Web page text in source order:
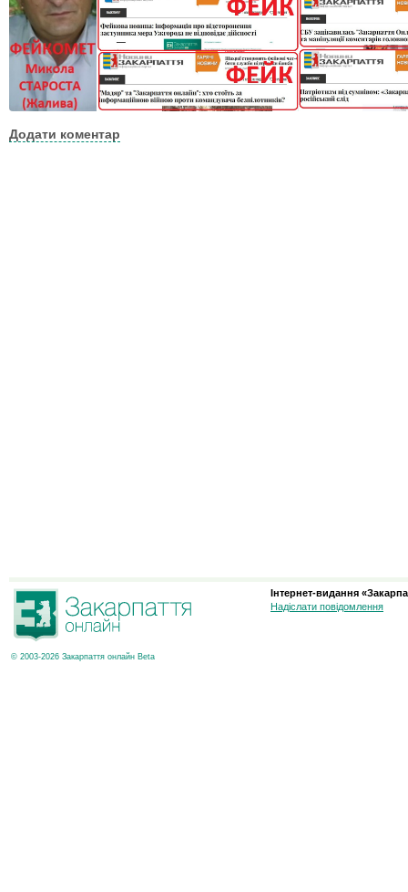
Додати коментар
© 2003-2026 Закарпаття онлайн Beta
Інтернет-видання
Надіслати повідомлення